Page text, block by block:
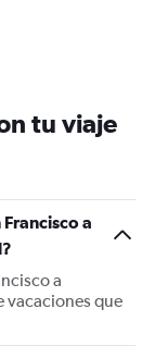
tu viaje
a
a
vacaciones que